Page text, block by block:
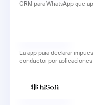
CRM para WhatsApp que
La app para declarar
conductor por aplicaciones